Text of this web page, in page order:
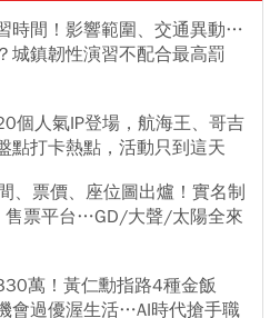
時間！影響範圍、交通異動…
城鎮韌性演習不配合最高罰
個人氣IP登場，航海王、哥吉
打卡熱點，活動只到這天
、票價、座位圖出爐！實名制
售票平台…GD/大聲/太陽全來
萬！黃仁勳指路4種金飯
會過優渥生活…AI時代搶手職